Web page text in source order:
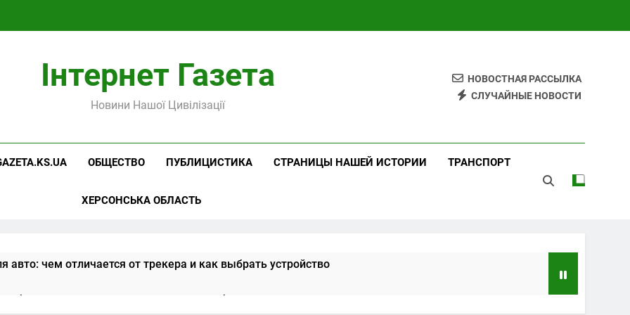
Інтернет Газета
Новини Нашої Цивілізації
НОВОСТНАЯ РАССЫЛКА
СЛУЧАЙНЫЕ НОВОСТИ
ОБЩЕСТВО ПУБЛИЦИСТИКА СТРАНИЦЫ НАШЕЙ ИСТОРИИ ТРАНСПОРТ
ХЕРСОНСЬКА ОБЛАСТЬ
авто: чем отличается от трекера и как выбрать устройство
контрольно-измерительного оборудования: стандарты и практики